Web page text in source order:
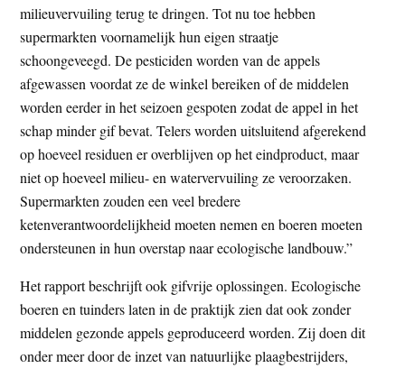
milieuvervuiling terug te dringen. Tot nu toe hebben
supermarkten voornamelijk hun eigen straatje
schoongeveegd. De pesticiden worden van de appels
afgewassen voordat ze de winkel bereiken of de middelen
worden eerder in het seizoen gespoten zodat de appel in het
schap minder gif bevat. Telers worden uitsluitend afgerekend
op hoeveel residuen er overblijven op het eindproduct, maar
niet op hoeveel milieu- en watervervuiling ze veroorzaken.
Supermarkten zouden een veel bredere
ketenverantwoordelijkheid moeten nemen en boeren moeten
ondersteunen in hun overstap naar ecologische landbouw.”
Het rapport beschrijft ook gifvrije oplossingen. Ecologische
boeren en tuinders laten in de praktijk zien dat ook zonder
middelen gezonde appels geproduceerd worden. Zij doen dit
onder meer door de inzet van natuurlijke plaagbestrijders,